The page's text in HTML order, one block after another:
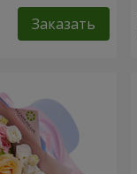
Заказать